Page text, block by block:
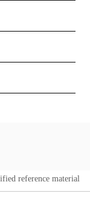
reference material